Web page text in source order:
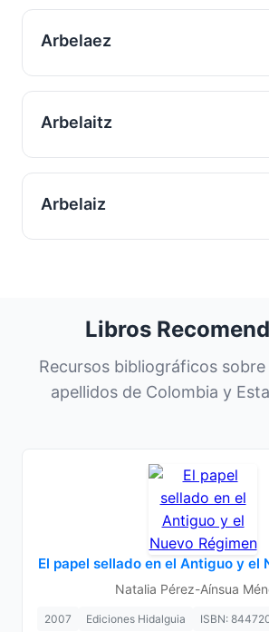
Arbelaez
Arbelaitz
Arbelaiz
Libros
Recursos bibliográficos
apellidos de Colombia y
El papel sellado en el Antiguo y el
Natalia Pérez-Aínsua
2007 Ediciones Hidalguia ISBN: